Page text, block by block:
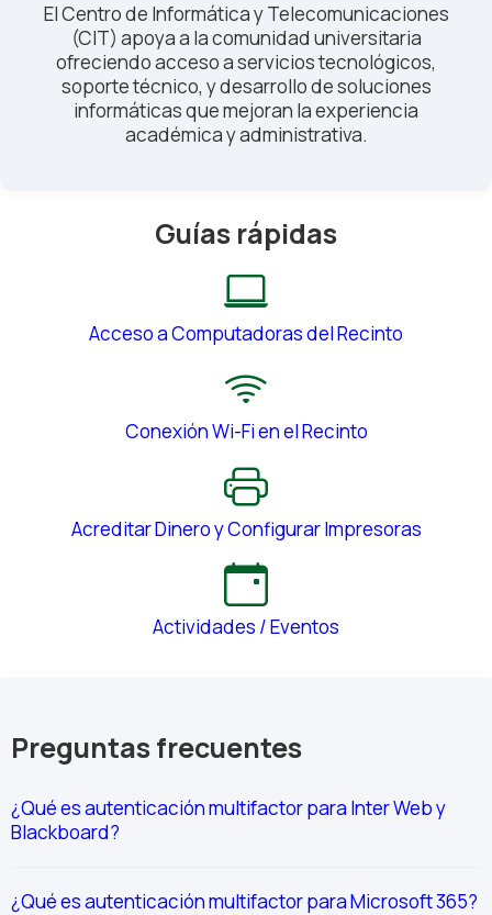
El Centro de Informática y Telecomunicaciones
(CIT) apoya a la comunidad universitaria
ofreciendo acceso a servicios tecnológicos,
soporte técnico, y desarrollo de soluciones
informáticas que mejoran la experiencia
académica y administrativa.
Guías rápidas
Acceso a Computadoras del Recinto
Conexión Wi-Fi en el Recinto
Acreditar Dinero y Configurar Impresoras
Actividades / Eventos
Preguntas frecuentes
¿Qué es autenticación multifactor para Inter Web y
Blackboard?
¿Qué es autenticación multifactor para Microsoft 365?